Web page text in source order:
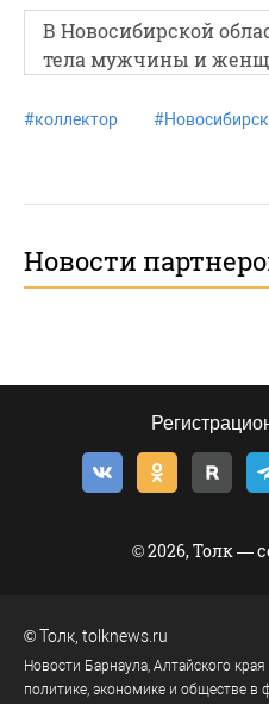
В Новосибирской
тела мужчины и
#коллектор #Новосибирск
Новости
© 2026, Толк —
©Толк tolknews.ru
Новости Барнаула, Алтайского
политике, экономике и обществе в